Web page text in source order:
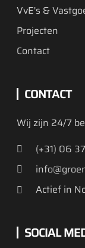
VvE's &
Projecten
Contact
CONTACT
Wij zijn 24/7
(+31) 06
Actief in
SOCIAL